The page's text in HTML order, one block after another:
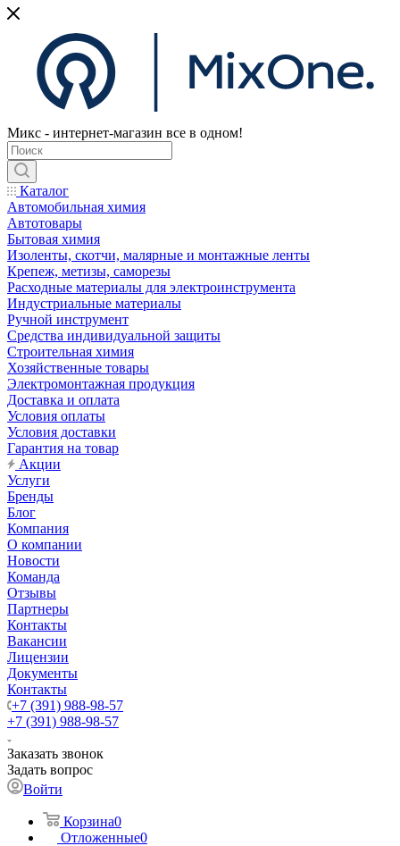
Микс - интернет-магазин все в одном!
Каталог
Автомобильная химия
Автотовары
Бытовая химия
Изоленты, скотчи, малярные и монтажные ленты
Крепеж, метизы, саморезы
Расходные материалы для электроинструмента
Индустриальные материалы
Ручной инструмент
Средства индивидуальной защиты
Строительная химия
Хозяйственные товары
Электромонтажная продукция
Доставка и оплата
Условия оплаты
Условия доставки
Гарантия на товар
Акции
Услуги
Бренды
Блог
Компания
О компании
Новости
Команда
Отзывы
Партнеры
Контакты
Вакансии
Лицензии
Документы
Контакты
+7 (391) 988-98-57
+7 (391) 988-98-57
Заказать звонок
Задать вопрос
Войти
Корзина0
Отложенные0